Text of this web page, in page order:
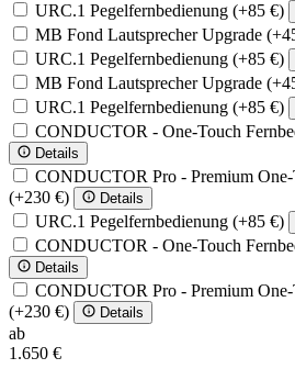
URC.1 Pegelfernbedienung (+85 €)
MB Fond Lautsprecher Upgrade
URC.1 Pegelfernbedienung (+85 €)
MB Fond Lautsprecher Upgrade
URC.1 Pegelfernbedienung (+85 €)
CONDUCTOR - One-Touch
Details
CONDUCTOR Pro - Premium One-
(+230 €)
Details
URC.1 Pegelfernbedienung (+85 €)
CONDUCTOR - One-Touch
Details
CONDUCTOR Pro - Premium One-
(+230 €)
Details
ab
1.650 €